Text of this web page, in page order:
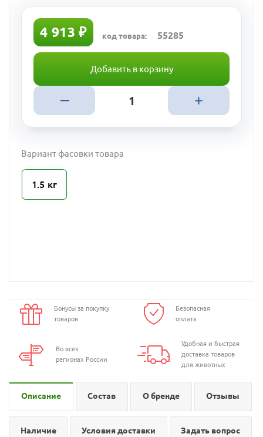
4 913 ₽ код товара: 55285
Добавить в корзину
Вариант фасовки товара
1.5 кг
Бонусы за покупку
товаров
Безопасная
оплата
Во всех
регионах России
Удобная и быстрая
доставка товаров
для животных
Описание Состав О бренде Отзывы
Наличие Условия доставки Задать вопрос